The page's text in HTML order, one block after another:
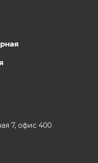
7, офис 400